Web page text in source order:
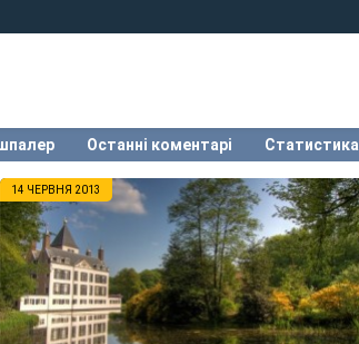
Останні коментарі Статистика
14 ЧЕРВНЯ 2013